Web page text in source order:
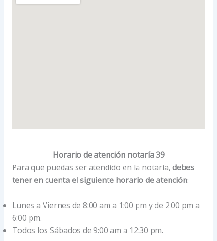
Horario de atención notaría 39
Para que puedas ser atendido en la notaría, debes
tener en cuenta el siguiente horario de atención:
Lunes a Viernes de 8:00 am a 1:00 pm y de 2:00 pm a
6:00 pm.
Todos los Sábados de 9:00 am a 12:30 pm.